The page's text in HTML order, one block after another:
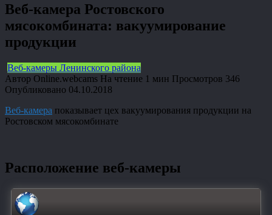
Веб-камера Ростовского
мясокомбината: вакуумирование
продукции
Веб-камеры Ленинского района
Автор Online.webcams На чтение 1 мин Просмотров 346
Опубликовано 04.10.2018
Веб-камера показывает цех вакуумирования продукции на
Ростовском мясокомбинате
Расположение веб-камеры